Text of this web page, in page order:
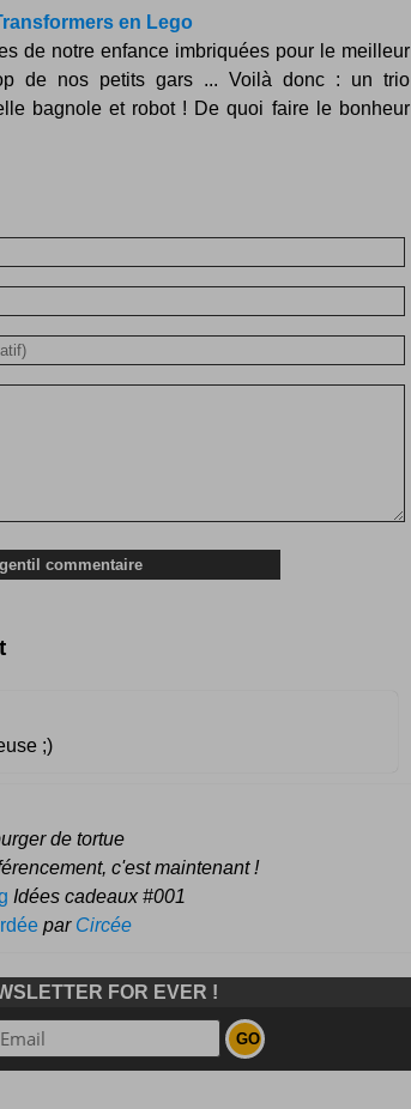
en Lego
de notre enfance imbriquées pour le meilleur
de nos petits gars ... Voilà donc : un trio
bagnole et robot ! De quoi faire le bonheur
;)
de tortue
c'est maintenant !
Idées cadeaux #001
par Circée
FOR EVER !